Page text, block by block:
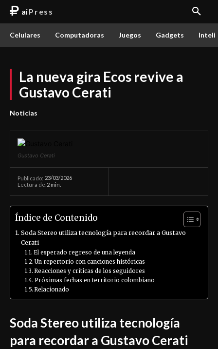
aiPress
Celulares Computadoras Juegos Gadgets
La nueva gira Ecos revive a
Gustavo Cerati
Noticias
Gustavo Cerati
Publicado: 23/03/2026
Lectura de:2 min.
Índice de Contenido
Soda Stereo utiliza tecnología para recordar a Gustavo
Cerati
El esperado regreso de una leyenda
Un repertorio con canciones históricas
Reacciones y críticas de los seguidores
Próximas fechas en territorio colombiano
Relacionado
Soda Stereo utiliza tecnología
para recordar a Gustavo Cerati